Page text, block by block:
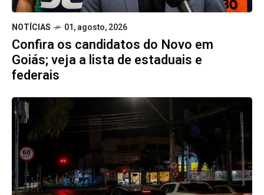
NOTÍCIAS 01, agosto, 2026
Confira os candidatos do Novo em
Goiás; veja a lista de estaduais e
federais